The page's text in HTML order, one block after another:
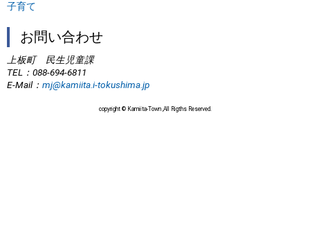
子育て
お問い合わせ
上板町 民生児童課
TEL ：088-694-6811
E-Mail： mj@kamiita.i-tokushima.jp
copyright © Kamiita-Town ,All Rigths Reserved.